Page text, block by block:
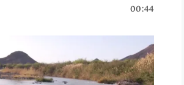
00:44